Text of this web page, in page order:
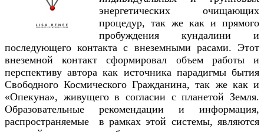
энергетических очищающих
процедур, так же как и прямого
пробуждения кундалини и
последующего контакта с внеземными расами. Этот
внеземной контакт сформировал объем работы и
перспективу автора как источника парадигмы бытия
Свободного Космического Гражданина, так же как и
«Опекуна», живущего в согласии с планетой Земля.
Образовательные рекомендации и информация,
распространяемые в рамках этой системы, являются